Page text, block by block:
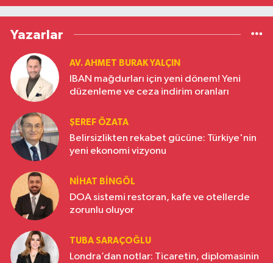
Yazarlar
AV. AHMET BURAK YALÇIN
IBAN mağdurları için yeni dönem! Yeni
düzenleme ve ceza indirim oranları
ŞEREF ÖZATA
Belirsizlikten rekabet gücüne: Türkiye'nin
yeni ekonomi vizyonu
NIHAT BINGÖL
DOA sistemi restoran, kafe ve otellerde
zorunlu oluyor
TUBA SARAÇOĞLU
Londra’dan notlar: Ticaretin, diplomasinin